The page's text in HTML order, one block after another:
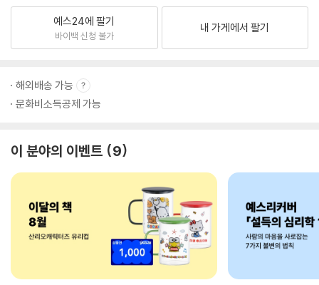
예스24에 팔기
바이백 신청 불가
내 가게에서 팔기
해외배송 가능
문화비소득공제 가능
이 분야의 이벤트 9